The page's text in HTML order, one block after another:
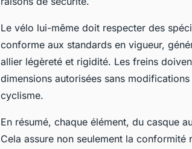
Le vélo lui-même doit respecter des
conforme aux standards en vigueur,
allier légèreté et rigidité. Les freins
dimensions autorisées sans
cyclisme.
En résumé, chaque élément, du casque
Cela assure non seulement la